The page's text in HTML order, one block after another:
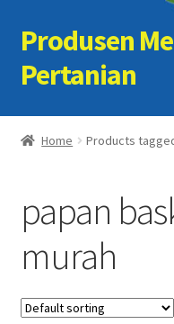
Skip
to
navigation
Skip
to
content
Produsen
Pertanian
Home
Cart
Checkout
Kontak Kami
Home Products
papan
murah